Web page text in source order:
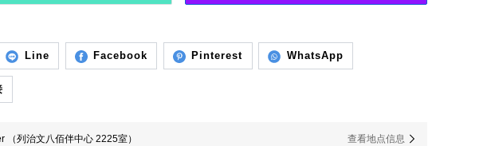
Line Facebook Pinterest WhatsApp
（列治文八佰伴中心 2225室）
查看地点信息